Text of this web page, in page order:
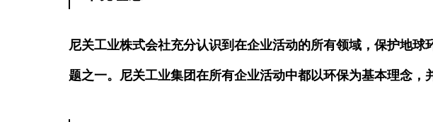
尼关工业株式会社充分认识到在企业活动的所有领域，保护地球
题之一。尼关工业集团在所有企业活动中都以环保为基本理念，